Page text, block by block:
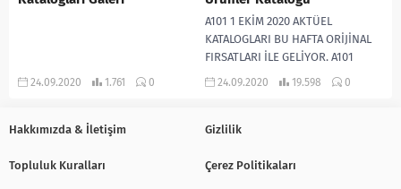
24.09.2020 1.761 0
A101 1 EKİM 2020 AKTÜEL
KATALOGLARI BU HAFTA ORİJİNAL
FIRSATLARI İLE GELİYOR. A101
AKTÜEL ÜRÜN KATALOGLARI NET
24.09.2020 19.598 0
Hakkımızda & İletişim Gizlilik
Topluluk Kuralları Çerez Politikaları